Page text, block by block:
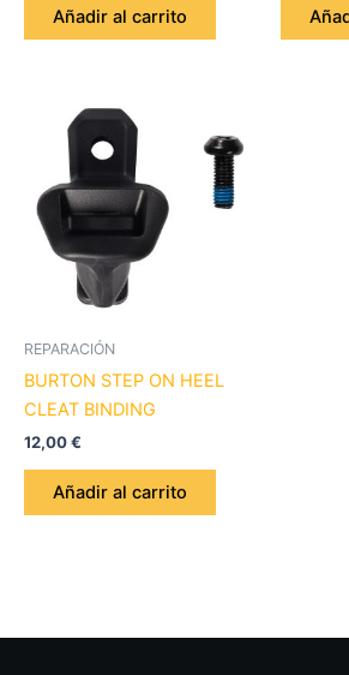
Añadir al carrito
REPARACIÓN
BURTON STEP ON HEEL
CLEAT BINDING
12,00€
Añadir al carrito